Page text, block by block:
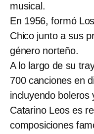
musical.
En 1956, formó
Chico junto a sus
género norteño.
A lo largo de su
700 canciones en
incluyendo boleros
Catarino Leos es
composiciones